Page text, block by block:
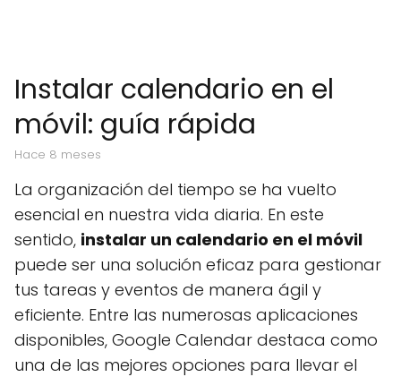
Instalar calendario en el
móvil: guía rápida
hace 8 meses
La organización del tiempo se ha vuelto
esencial en nuestra vida diaria. En este
sentido, instalar un calendario en el móvil
puede ser una solución eficaz para gestionar
tus tareas y eventos de manera ágil y
eficiente. Entre las numerosas aplicaciones
disponibles, Google Calendar destaca como
una de las mejores opciones para llevar el